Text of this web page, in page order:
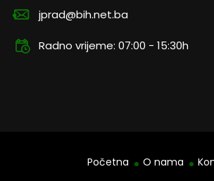
jprad@bih.net.ba
Radno vrijeme: 07:00 - 15:30h
Početna O nama